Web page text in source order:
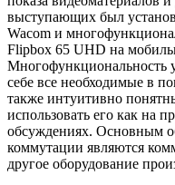
выступающих был
Wacom и
Flipbox 65 UHD на
Многофункциональность
себе все необходимые в
также интуитивно
использовать его как на
обсуждениях. Основным
коммутации являются
другое оборудование